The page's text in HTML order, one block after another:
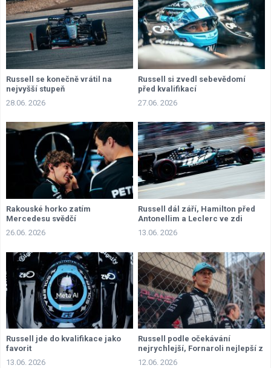
Russell se konečně vrátil na
nejvyšší stupeň
28.06. 2026
Russell si zvedl sebevědomí
před kvalifikací
27.06. 2026
Rakouské horko zatím
Mercedesu svědčí
26.06. 2026
Russell dál září, Hamilton před
Antonellim a Leclerc ve zdi
13.06. 2026
Russell jde do kvalifikace jako
favorit
13.06. 2026
Russell podle očekávání
nejrychlejší, Fornaroli nejlepší z
nováčků
12.06. 2026